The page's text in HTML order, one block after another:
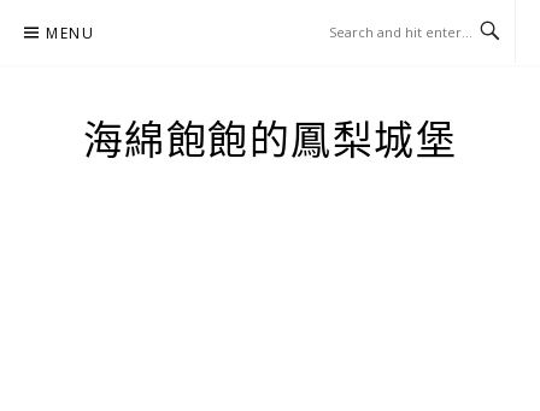
MENU
海綿飽飽的鳳梨城堡